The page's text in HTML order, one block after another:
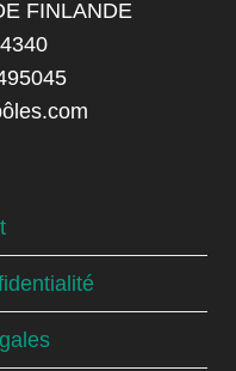
FINLANDE